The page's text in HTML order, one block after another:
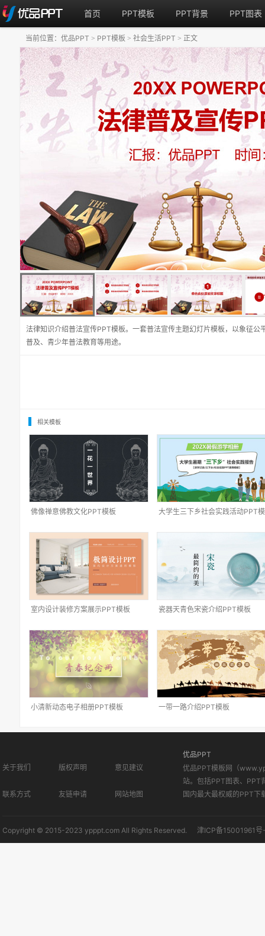
首页 PPT模板 PPT背景 PPT图表
法律知识介绍普法宣传PPT模板。一套普法宣传主题幻灯片模板，以象征
普及、青少年普法教育等用途。
当前位置： 优品PPT > PPT模板 > 社会生活PPT > 正文
相关模板
佛像禅意佛教文化PPT模板 大学生三下乡社会实践活动PPT
室内设计装修方案展示PPT模板 瓷器天青色宋瓷介绍PPT模板
小清新动态电子相册PPT模板 一带一路介绍PPT模板
关于我们 版权声明 意见建议
联系方式 友链申请 网站地图
优品PPT
优品PPT模板网（
站。包括PPT图表、PPT
国内最大最权威的PPT下
Copyright © 2015-2023 ypppt.com All Rights Reserved. 津ICP备15001961号